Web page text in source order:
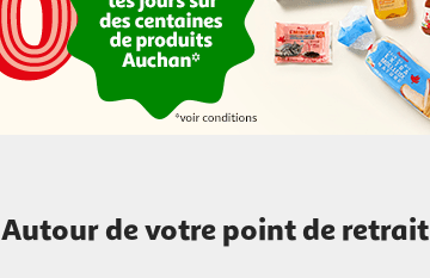
Autour de votre point de retrait